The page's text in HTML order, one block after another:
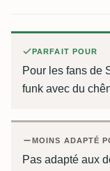
PARFAIT POUR
Pour les fans de
funk avec du
MOINS ADAPTÉ
Pas adapté aux